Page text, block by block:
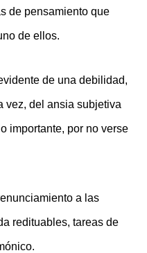
de pensamiento que
de ellos.
de una debilidad,
vez, del ansia subjetiva
importante, por no verse
a las
redituables, tareas de